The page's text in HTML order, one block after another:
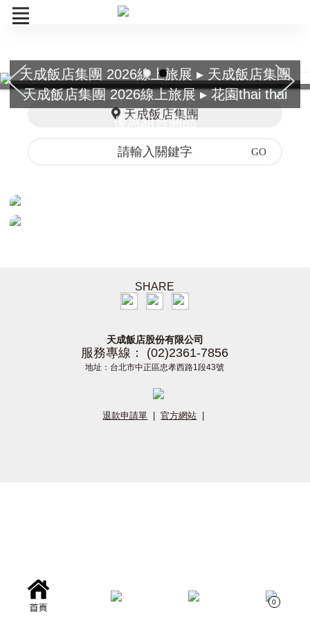
26日常券
組合商品 天成飯店集團
天成飯店集團 2026線上旅展 ▸ 天成飯店集團
2026線上旅展
天成飯店集團 2026線上旅展 ▸ 花園thai thai
優惠組合商品
SHARE
天成飯店股份有限公司
服務專線： (02)2361-7856
地址：台北市中正區忠孝西路1段43號
退款申請單 官方網站
0